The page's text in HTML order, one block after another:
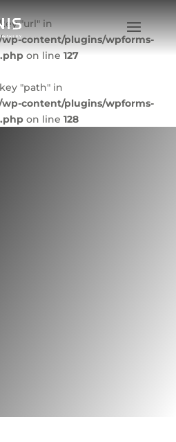
"url" in
content/plugins/wpforms-
on line 127
"path" in
content/plugins/wpforms-
on line 128